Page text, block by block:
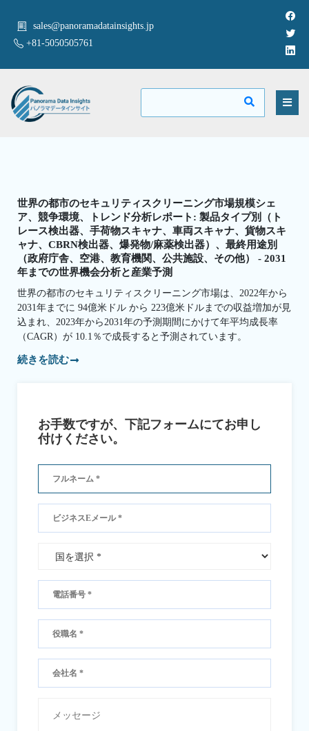
sales@panoramadatainsights.jp
+81-5050505761
世界の都市のセキュリティスクリーニング市場規模シェ
ア、競争環境、トレンド分析レポート: 製品タイプ別（ト
レース検出器、手荷物スキャナ、車両スキャナ、貨物スキ
ャナ、CBRN検出器、爆発物/麻薬検出器）、最終用途別
（政府庁舎、空港、教育機関、公共施設、その他） - 2031
年までの世界機会分析と産業予測
世界の都市のセキュリティスクリーニング市場は、2022年から
2031年までに 94億米ドル から 223億米ドルまでの収益増加が見
込まれ、2023年から2031年の予測期間にかけて年平均成長率
（CAGR）が 10.1％で成長すると予測されています。
続きを読む
お手数ですが、下記フォームにてお申し
付けください。